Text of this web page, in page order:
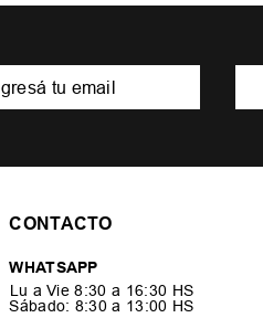
CONTACTO
WHATSAPP
Lu a Vie 8:30 a 16:30 HS
Sábado: 8:30 a 13:00 HS